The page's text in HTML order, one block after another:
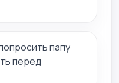
папу
перед